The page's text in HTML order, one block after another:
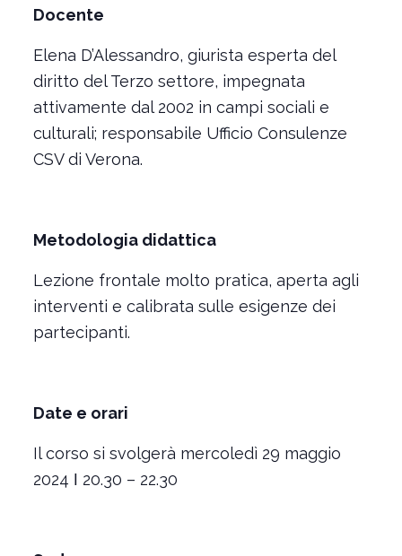
Docente
Elena D’Alessandro, giurista esperta del
diritto del Terzo settore, impegnata
attivamente dal 2002 in campi sociali e
culturali; responsabile Ufficio Consulenze
CSV di Verona.
Metodologia didattica
Lezione frontale molto pratica, aperta agli
interventi e calibrata sulle esigenze dei
partecipanti.
Date e orari
Il corso si svolgerà mercoledì 29 maggio
2024 ǀ 20.30 – 22.30